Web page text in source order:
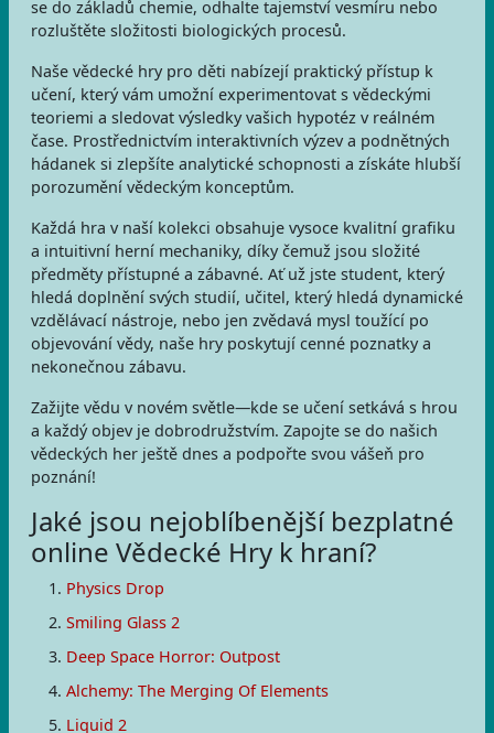
se do základů chemie, odhalte tajemství vesmíru nebo
rozluštěte složitosti biologických procesů.
Naše vědecké hry pro děti nabízejí praktický přístup k
učení, který vám umožní experimentovat s vědeckými
teoriemi a sledovat výsledky vašich hypotéz v reálném
čase. Prostřednictvím interaktivních výzev a podnětných
hádanek si zlepšíte analytické schopnosti a získáte hlubší
porozumění vědeckým konceptům.
Každá hra v naší kolekci obsahuje vysoce kvalitní grafiku
a intuitivní herní mechaniky, díky čemuž jsou složité
předměty přístupné a zábavné. Ať už jste student, který
hledá doplnění svých studií, učitel, který hledá dynamické
vzdělávací nástroje, nebo jen zvědavá mysl toužící po
objevování vědy, naše hry poskytují cenné poznatky a
nekonečnou zábavu.
Zažijte vědu v novém světle—kde se učení setkává s hrou
a každý objev je dobrodružstvím. Zapojte se do našich
vědeckých her ještě dnes a podpořte svou vášeň pro
poznání!
Jaké jsou nejoblíbenější bezplatné
online Vědecké Hry k hraní?
Physics Drop
Smiling Glass 2
Deep Space Horror: Outpost
Alchemy: The Merging Of Elements
Liquid 2